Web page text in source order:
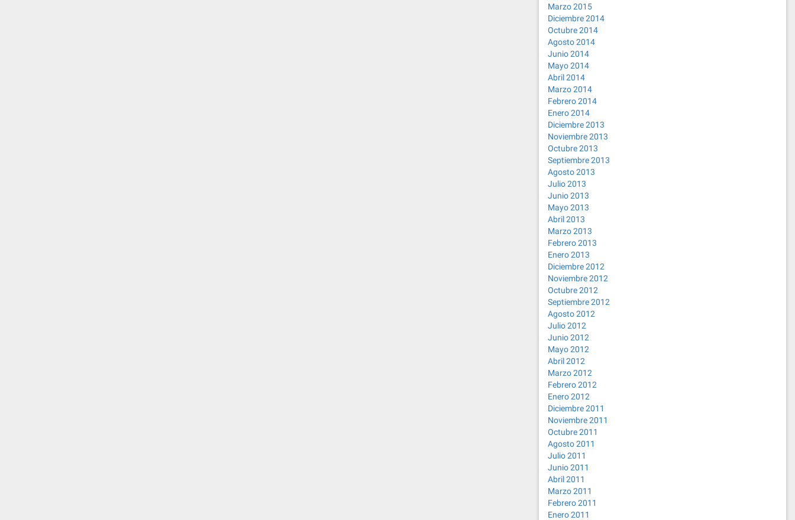
Marzo 2015
Diciembre 2014
Octubre 2014
Agosto 2014
Junio 2014
Mayo 2014
Abril 2014
Marzo 2014
Febrero 2014
Enero 2014
Diciembre 2013
Noviembre 2013
Octubre 2013
Septiembre 2013
Agosto 2013
Julio 2013
Junio 2013
Mayo 2013
Abril 2013
Marzo 2013
Febrero 2013
Enero 2013
Diciembre 2012
Noviembre 2012
Octubre 2012
Septiembre 2012
Agosto 2012
Julio 2012
Junio 2012
Mayo 2012
Abril 2012
Marzo 2012
Febrero 2012
Enero 2012
Diciembre 2011
Noviembre 2011
Octubre 2011
Agosto 2011
Julio 2011
Junio 2011
Abril 2011
Marzo 2011
Febrero 2011
Enero 2011